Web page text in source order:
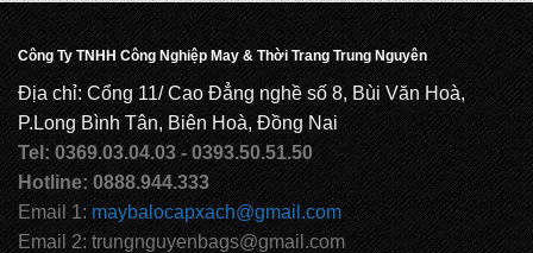
Công Ty TNHH Công Nghiệp May & Thời Trang Trung Nguyên
Địa chỉ: Cổng 11/ Cao Đẳng nghề số 8, Bùi Văn Hoà,
P.Long Bình Tân, Biên Hoà, Đồng Nai
Tel: 0369.03.04.03 - 0393.50.51.50
Hotline: 0888.944.333
Email 1: maybalocapxach@gmail.com
Email 2: trungnguyenbags@gmail.com